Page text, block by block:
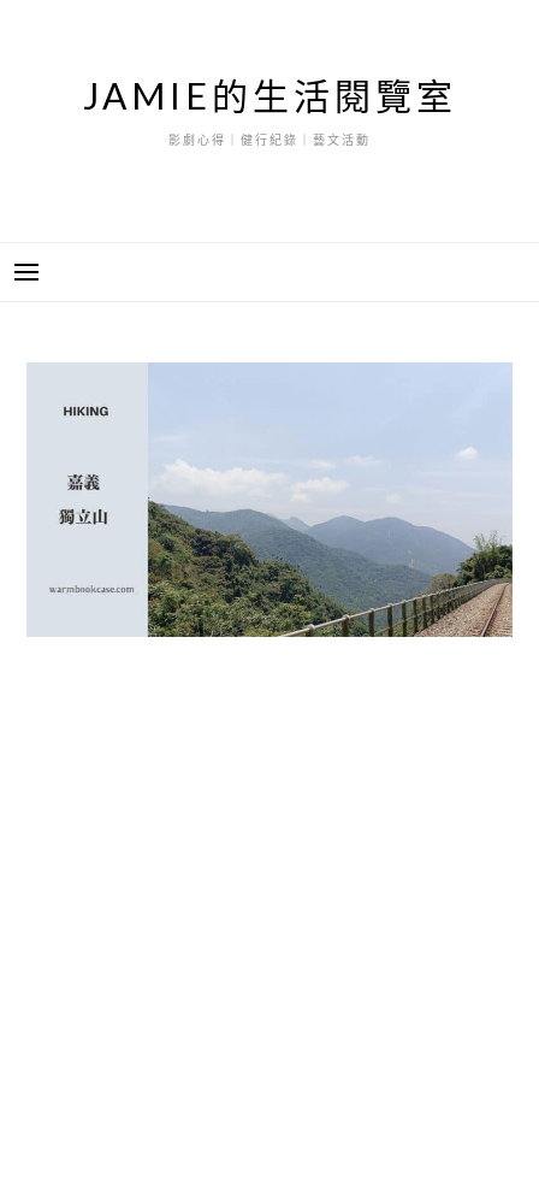
JAMIE的生活閱覽室
影劇心得｜健行紀錄｜藝文活動